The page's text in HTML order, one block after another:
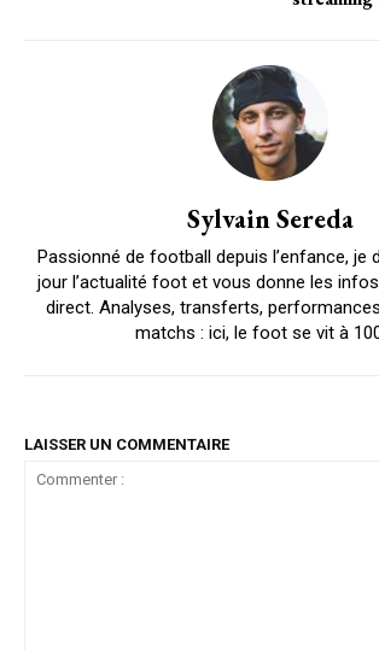
Sylvain Sereda
Passionné de football depuis l’enfance, je
jour l’actualité foot et vous donne les
direct. Analyses, transferts,
matchs : ici, le foot se vit à
LAISSER UN COMMENTAIRE